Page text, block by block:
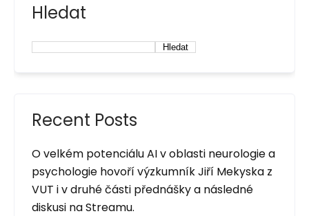
Hledat
Hledat
Recent Posts
O velkém potenciálu AI v oblasti neurologie a
psychologie hovoří výzkumník Jiří Mekyska z
VUT i v druhé části přednášky a následné
diskusi na Streamu.